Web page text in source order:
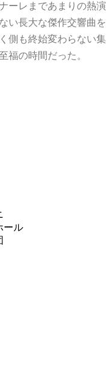
ーレまであまりの熱演
い長大な傑作交響曲を
側も終始変わらない集
福の時間だった。
ール